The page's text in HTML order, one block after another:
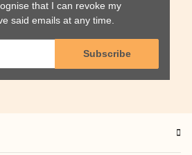
that I can revoke my
said emails at any time.
Subscribe